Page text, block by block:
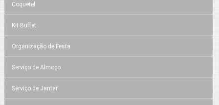
Coquetel
Kit Buffet
Organização de Festa
Serviço de Almoço
Serviço de Jantar